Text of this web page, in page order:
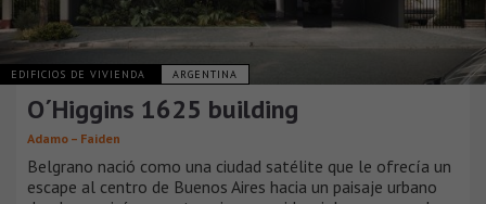
EDIFICIOS DE VIVIENDA ARGENTINA
O´Higgins 1625 building
Adamo – Faiden
Belgrano nació como una ciudad satélite que le ofrecía un
escape al centro de Buenos Aires hacia un paisaje urbano